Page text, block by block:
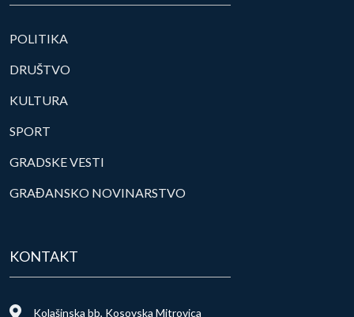
POLITIKA
DRUŠTVO
KULTURA
SPORT
GRADSKE VESTI
GRAĐANSKO NOVINARSTVO
KONTAKT
Kolašinska bb, Kosovska Mitrovica